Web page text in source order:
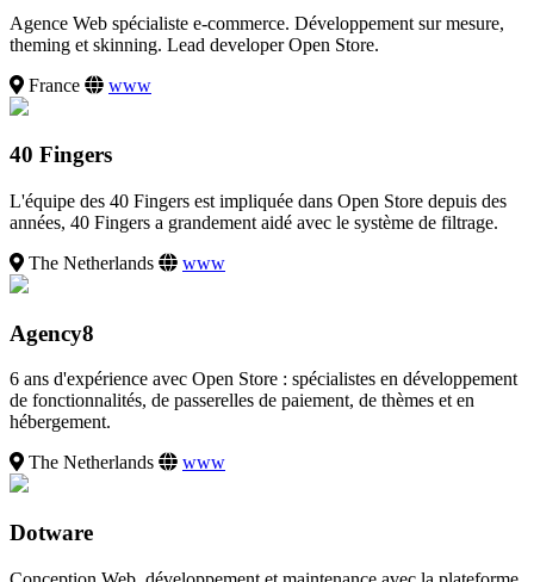
Agence Web spécialiste e-commerce. Développement sur mesure,
theming et skinning. Lead developer Open Store.
France
www
40 Fingers
L'équipe des 40 Fingers est impliquée dans Open Store depuis des
années, 40 Fingers a grandement aidé avec le système de filtrage.
The Netherlands
www
Agency8
6 ans d'expérience avec Open Store : spécialistes en développement
de fonctionnalités, de passerelles de paiement, de thèmes et en
hébergement.
The Netherlands
www
Dotware